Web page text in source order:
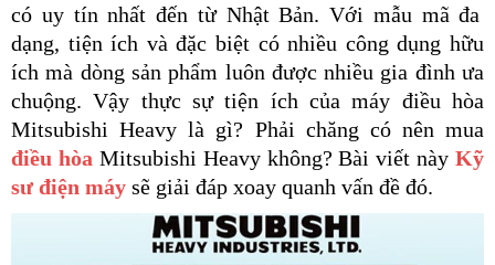
có uy tín nhất đến từ Nhật Bản. Với mẫu mã đa
dạng, tiện ích và đặc biệt có nhiều công dụng hữu
ích mà dòng sản phẩm luôn được nhiều gia đình ưa
chuộng. Vậy thực sự tiện ích của máy điều hòa
Mitsubishi Heavy là gì? Phải chăng có nên mua
điều hòaMitsubishi Heavy không? Bài viết này Kỹ
sư điện máy sẽ giải đáp xoay quanh vấn đề đó.